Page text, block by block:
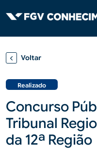
Voltar
Realizado
Concurso
Tribunal
da 12ª Região